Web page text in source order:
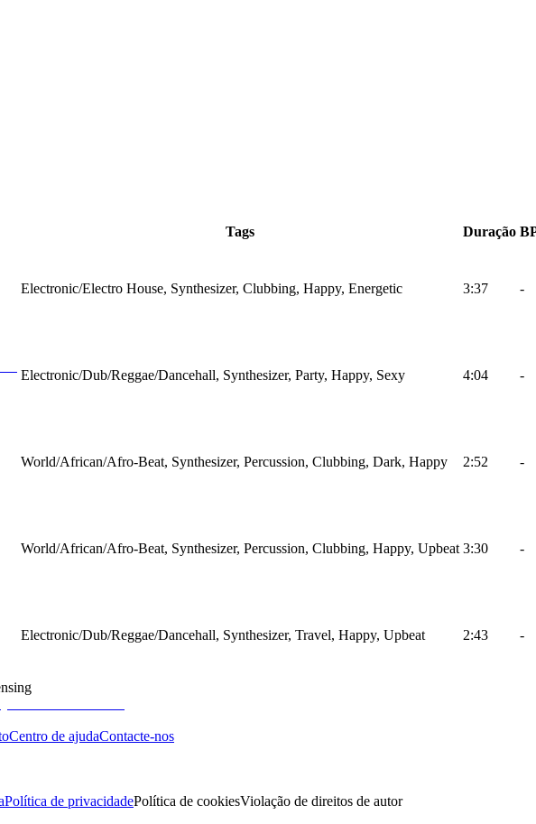
Tags Duração
Electronic/Electro House, Synthesizer, Clubbing, Happy, Energetic 3:37 -
Electronic/Dub/Reggae/Dancehall, Synthesizer, Party, Happy, Sexy 4:04 -
World/African/Afro-Beat, Synthesizer, Percussion, Clubbing, Dark, Happy 2:52 -
World/African/Afro-Beat, Synthesizer, Percussion, Clubbing, Happy, Upbeat 3:30 -
Electronic/Dub/Reggae/Dancehall, Synthesizer, Travel, Happy, Upbeat 2:43 -
Centro de ajudaContacte-nos
Política de privacidadePolítica de cookiesViolação de direitos de autor